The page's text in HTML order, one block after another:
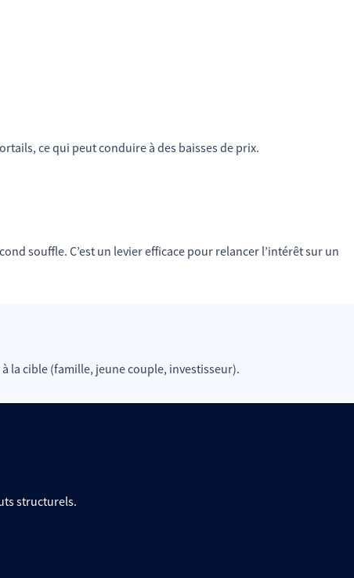
ce qui peut conduire à des baisses de prix.
souffle. C’est un levier efficace pour relancer l’intérêt sur un
la cible (famille, jeune couple, investisseur).
structurels.